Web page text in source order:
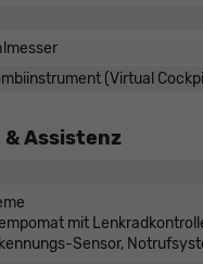
(Virtual
Assistenz
mit
Sensor,